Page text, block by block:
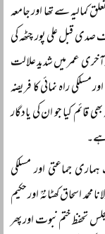
کمالیہ سے تھا اور جامعہ
قبل علی پور چٹھہ کی
عمر میں شدید علالت
راہ نمائی کا فریضہ
کیا جو ان کی یادگار
جماعتی اور مسلکی
اسحاق کھٹانہؒ اور حکیم
تحفظ ختم نبوت اور پھر